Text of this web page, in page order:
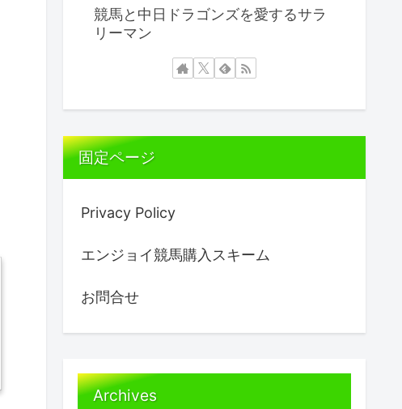
競馬と中日ドラゴンズを愛するサラ
リーマン
固定ページ
Privacy Policy
エンジョイ競馬購入スキーム
お問合せ
Archives